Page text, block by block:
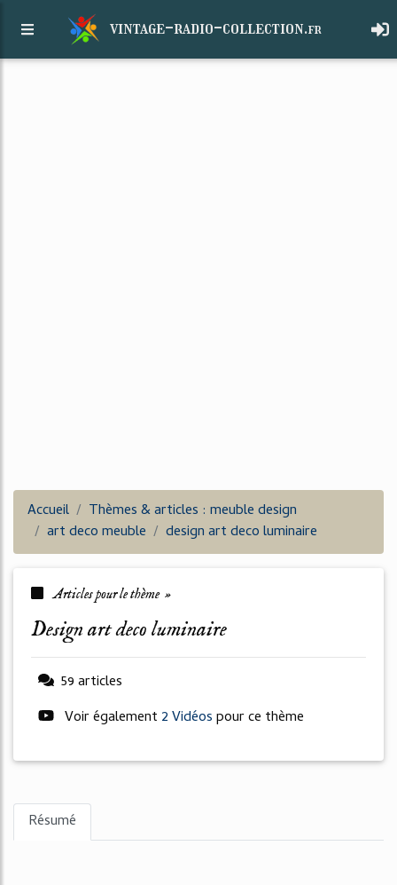
vintage-radio-collection.fr
Accueil
Thèmes & articles : meuble design
art deco meuble
design art deco luminaire
Articles pour le thème »
design art deco luminaire
59 articles
Voir également 2 Vidéospour ce thème
Résumé